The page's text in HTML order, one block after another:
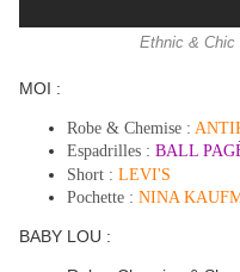
Ethnic & Chic
MOI :​​
Robe & Chemise :
Espadrilles : BALL
Short : LEVI'S
Pochette : NINA
BABY LOU :